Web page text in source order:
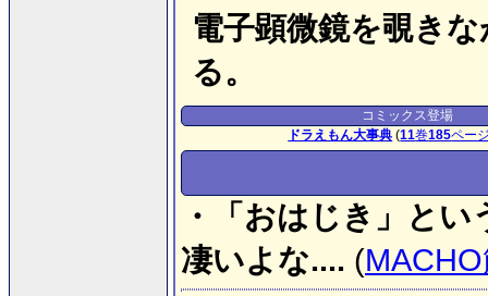
電子顕微鏡を覗き
る。
コミックス登場
ドラえもん大事典 (11巻185ペー
・「おはじき」と
凄いよな.... (